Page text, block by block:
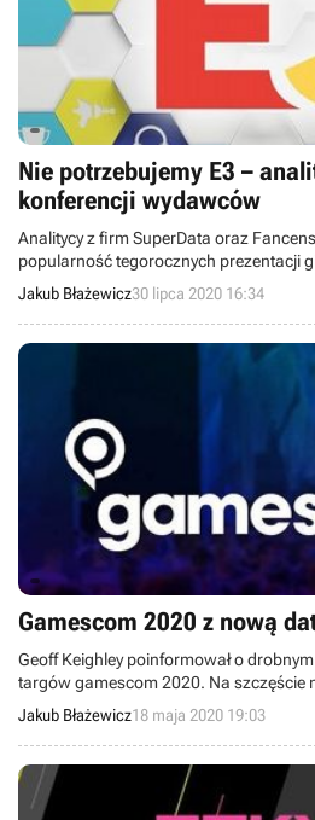
Nie potrzebujemy E3 –
konferencji wydawców
Analitycy z firm SuperData oraz
popularność tegorocznych prezentacji
pozostawiają wątpliwości: wielkie targi
przynajmniej dla dużych wydawców.
Jakub Błażewicz30 lipca 2020 16:34
Gamescom 2020 z nową
Geoff Keighley poinformował o
targów gamescom 2020. Na szczęście
opóźnieniu.
Jakub Błażewicz18 maja 2020 19:03